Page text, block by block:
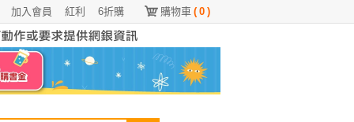
購物車 ( 0 )
6折購
紅利
加入會員